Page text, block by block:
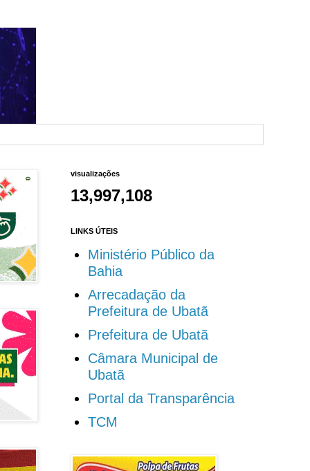
visualizações
13,997,108
LINKS ÚTEIS
Ministério Público da
Bahia
Arrecadação da
Prefeitura de Ubatã
Prefeitura de Ubatã
Câmara Municipal de
Ubatã
Portal da Transparência
TCM